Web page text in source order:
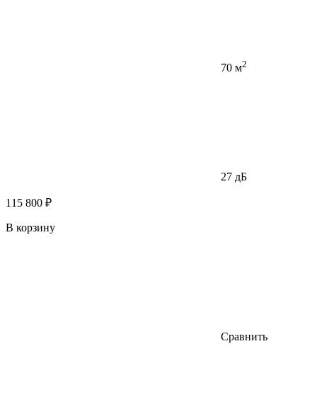
70 м2
27 дБ
115 800 ₽
В корзину
Сравнить